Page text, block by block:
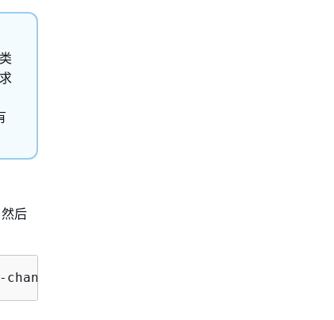
后
change-type-version "1.0" --title "